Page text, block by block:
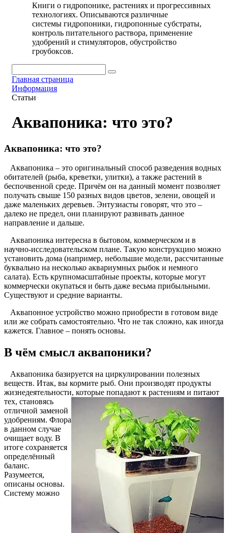
Книги о гидропонике, растениях и прогрессивных
технологиях. Описываются различные
системы гидропоники, гидропонные субстраты,
контроль питательного раствора, применение
удобрений и стимуляторов, обустройство
гроубоксов.
Главная страница
Информация
Статьи
Аквапоника: что это?
Аквапоника: что это?
Аквапоника – это оригинальный способ разведения водных
обитателей (рыба, креветки, улитки), а также растений в
беспочвенной среде. Причём он на данный момент позволяет
получать свыше 150 разных видов цветов, зелени, овощей и
даже маленьких деревьев. Энтузиасты говорят, что это –
далеко не предел, они планируют развивать данное
направление и дальше.
Аквапоника интересна в бытовом, коммерческом и в
научно-исследовательском плане. Такую конструкцию можно
установить дома (например, небольшие модели, рассчитанные
буквально на несколько аквариумных рыбок и немного
салата). Есть крупномасштабные проекты, которые могут
коммерчески окупаться и быть даже весьма прибыльными.
Существуют и средние варианты.
Аквапонное устройство можно приобрести в готовом виде
или же собрать самостоятельно. Что не так сложно, как иногда
кажется. Главное – понять основы.
В чём смысл аквапоники?
Аквапоника базируется на циркулировании полезных
веществ. Итак, вы кормите рыб. Они производят продукты
жизнедеятельности, которые попадают к растениям и питают
тех, становясь
отличной заменой
удобрениям. Флора
в данном случае
очищает воду. В
итоге сохраняется
определённый
баланс.
Разумеется,
описаны основы.
Систему можно